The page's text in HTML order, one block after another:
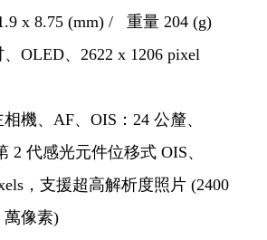
x 8.75 (mm) / 重量 204 (g)
OLED、2622 x 1206 pixel
機、AF、OIS：24 公釐、
2 代感光元件位移式 OIS、
，支援超高解析度照片 (2400
萬像素)